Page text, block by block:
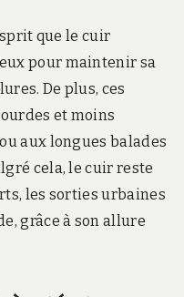
que le cuir
pour maintenir sa
De plus, ces
et moins
aux longues balades
cela, le cuir reste
les sorties urbaines
grâce à son allure